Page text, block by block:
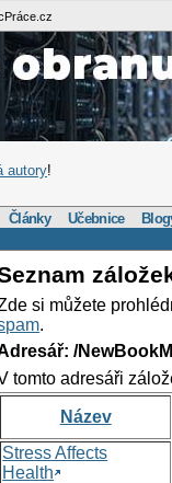
autory!
Články Učebnice
si můžete
.
/
tomto adresáři
Název
Stress Affects
Health